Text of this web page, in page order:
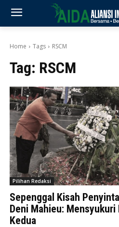
Home Tags RSCM
Tag: RSCM
Pilihan Redaksi
Sepenggal Kisah
Deni Mahieu:
Kedua